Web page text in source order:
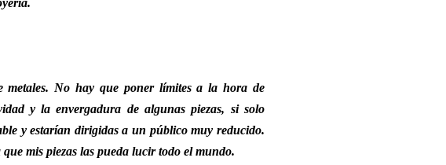
No hay que poner límites a la hora de
y la envergadura de algunas piezas, si solo
y estarían dirigidas a un público muy reducido.
mis piezas las pueda lucir todo el mundo.